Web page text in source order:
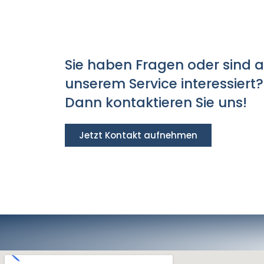
Sie haben Fragen oder sind
unserem Service interessiert?
Dann kontaktieren Sie uns!
Jetzt Kontakt aufnehmen